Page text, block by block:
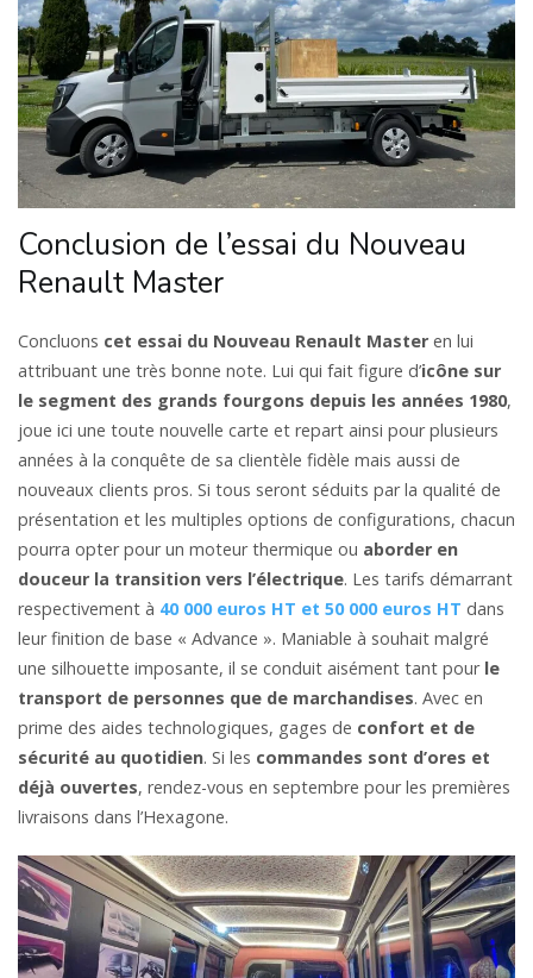
Conclusion de l’essai du Nouveau
Renault Master
Concluons cet essai du Nouveau Renault Master en lui
attribuant une très bonne note. Lui qui fait figure d’icône sur
le segment des grands fourgons depuis les années 1980,
joue ici une toute nouvelle carte et repart ainsi pour plusieurs
années à la conquête de sa clientèle fidèle mais aussi de
nouveaux clients pros. Si tous seront séduits par la qualité de
présentation et les multiples options de configurations, chacun
pourra opter pour un moteur thermique ou aborder en
douceur la transition vers l’électrique. Les tarifs démarrant
respectivement à 40 000 euros HT et 50 000 euros HT dans
leur finition de base « Advance ». Maniable à souhait malgré
une silhouette imposante, il se conduit aisément tant pour le
transport de personnes que de marchandises. Avec en
prime des aides technologiques, gages de confort et de
sécurité au quotidien. Si les commandes sont d’ores et
déjà ouvertes, rendez-vous en septembre pour les premières
livraisons dans l’Hexagone.